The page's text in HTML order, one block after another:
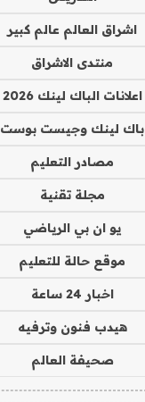
اشراق العالم عالم كبير
منتدى الاشراق
اعلانات الباك لينك 2026
باك لينك وجيست بوست
مصادر التعليم
مجلة تقنية
يو ان بي الرياضي
موقع حالة للتعليم
اخبار 24 ساعة
هيدب فنون وترفيه
صحيفة العالم